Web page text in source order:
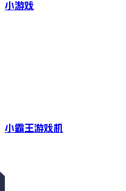
小游戏
小霸王游戏机